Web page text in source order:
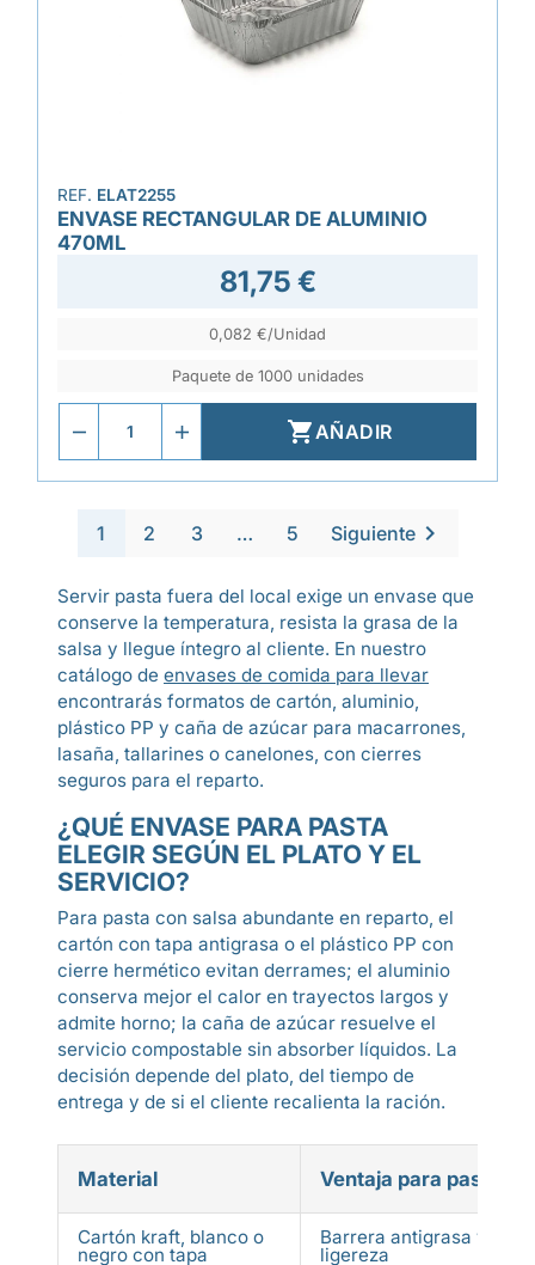
REF. ELAT2255
ENVASE RECTANGULAR DE ALUMINIO
470ML
81,75 €
0,082 €/Unidad
Paquete de 1000 unidades
AÑADIR
1 2 3 … 5 Siguiente
Servir pasta fuera del local exige un envase que
conserve la temperatura, resista la grasa de la
salsa y llegue íntegro al cliente. En nuestro
catálogo de envases de comida para llevar
encontrarás formatos de cartón, aluminio,
plástico PP y caña de azúcar para macarrones,
lasaña, tallarines o canelones, con cierres
seguros para el reparto.
¿QUÉ ENVASE PARA PASTA
ELEGIR SEGÚN EL PLATO Y EL
SERVICIO?
Para pasta con salsa abundante en reparto, el
cartón con tapa antigrasa o el plástico PP con
cierre hermético evitan derrames; el aluminio
conserva mejor el calor en trayectos largos y
admite horno; la caña de azúcar resuelve el
servicio compostable sin absorber líquidos. La
decisión depende del plato, del tiempo de
entrega y de si el cliente recalienta la ración.
Material Ventaja para pasta
Cartón kraft, blanco o
negro con tapa
Barrera antigrasa y
ligereza